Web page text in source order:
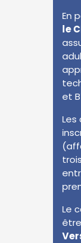
En
le
et
Les
Le